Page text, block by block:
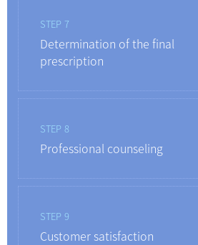
STEP 7
Determination of the final
prescription
STEP 8
Professional counseling
STEP 9
Customer satisfaction